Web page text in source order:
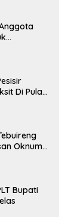
Di Pulau
Oknum
Bupati